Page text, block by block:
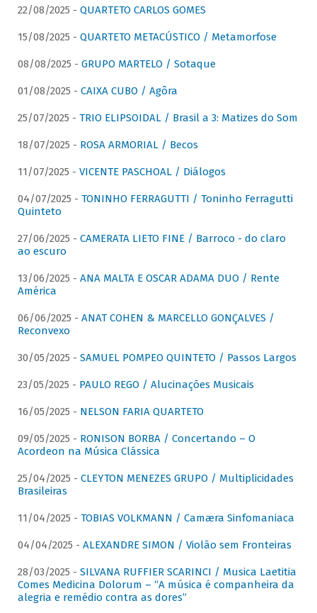
22/08/2025 - QUARTETO CARLOS GOMES
15/08/2025 - QUARTETO METACÚSTICO / Metamorfose
08/08/2025 - GRUPO MARTELO / Sotaque
01/08/2025 - CAIXA CUBO / Agôra
25/07/2025 - TRIO ELIPSOIDAL / Brasil a 3: Matizes do Som
18/07/2025 - ROSA ARMORIAL / Becos
11/07/2025 - VICENTE PASCHOAL / Diálogos
04/07/2025 - TONINHO FERRAGUTTI / Toninho Ferragutti
Quinteto
27/06/2025 - CAMERATA LIETO FINE / Barroco - do claro
ao escuro
13/06/2025 - ANA MALTA E OSCAR ADAMA DUO / Rente
América
06/06/2025 - ANAT COHEN & MARCELLO GONÇALVES /
Reconvexo
30/05/2025 - SAMUEL POMPEO QUINTETO / Passos Largos
23/05/2025 - PAULO REGO / Alucinações Musicais
16/05/2025 - NELSON FARIA QUARTETO
09/05/2025 - RONISON BORBA / Concertando – O
Acordeon na Música Clássica
25/04/2025 - CLEYTON MENEZES GRUPO / Multiplicidades
Brasileiras
11/04/2025 - TOBIAS VOLKMANN / Camæra Sinfomaniaca
04/04/2025 - ALEXANDRE SIMON / Violão sem Fronteiras
28/03/2025 - SILVANA RUFFIER SCARINCI / Musica Laetitia
Comes Medicina Dolorum – “A música é companheira da
alegria e remédio contra as dores”